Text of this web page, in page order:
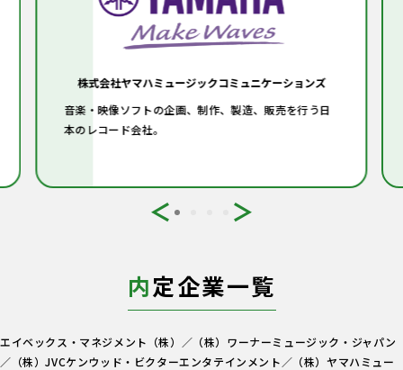
株式会社ヤマハミュージックコミュニケーションズ
音楽・映像ソフトの企画、制作、製造、販売を行う日
本のレコード会社。
内定企業一覧
エイベックス・マネジメント（株）／（株）ワーナーミュージック・ジャパン
／（株）JVCケンウッド・ビクターエンタテインメント／（株）ヤマハミュー